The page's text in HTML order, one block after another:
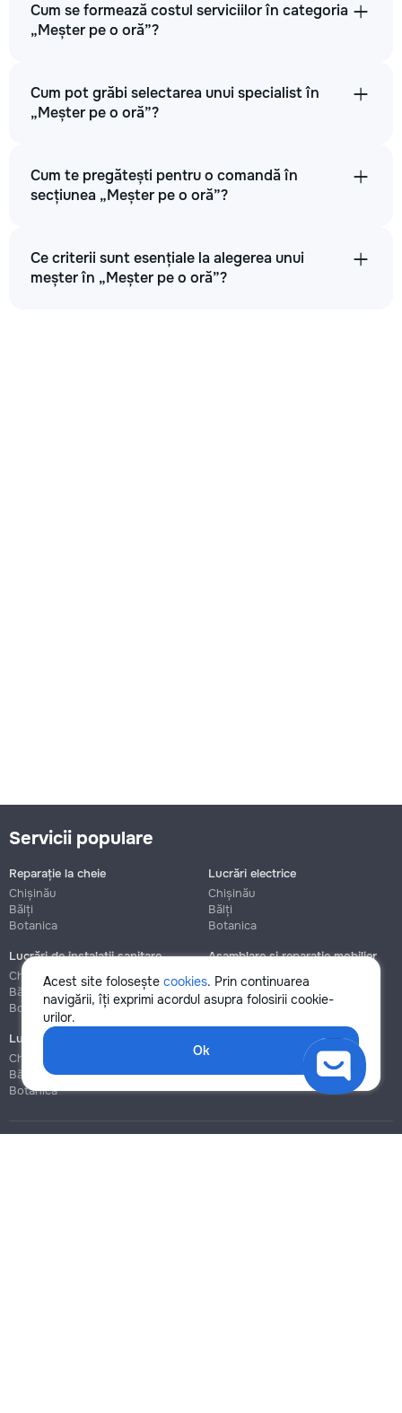
Cum se formează costul serviciilor în categoria
„Meșter pe o oră”?
Cum pot grăbi selectarea unui specialist în
„Meșter pe o oră”?
Cum te pregătești pentru o comandă în
secțiunea „Meșter pe o oră”?
Ce criterii sunt esențiale la alegerea unui
meșter în „Meșter pe o oră”?
Acest site folosește cookies. Prin continuarea
navigării, îți exprimi acordul asupra folosirii cookie-
urilor.
Ok
Servicii populare
Reparație la cheie
Chișinău
Bălți
Botanica
Lucrări electrice
Chișinău
Bălți
Botanica
Lucrări de instalații sanitare
Chișinău
Bălți
Botanica
Asamblare și reparație mobilier
Chișinău
Botanica
Lucrări de construcție și instalare
Chișinău
Bălți
Botanica